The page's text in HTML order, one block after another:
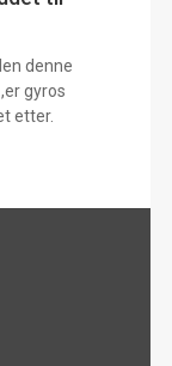
denne
gyros
etter.